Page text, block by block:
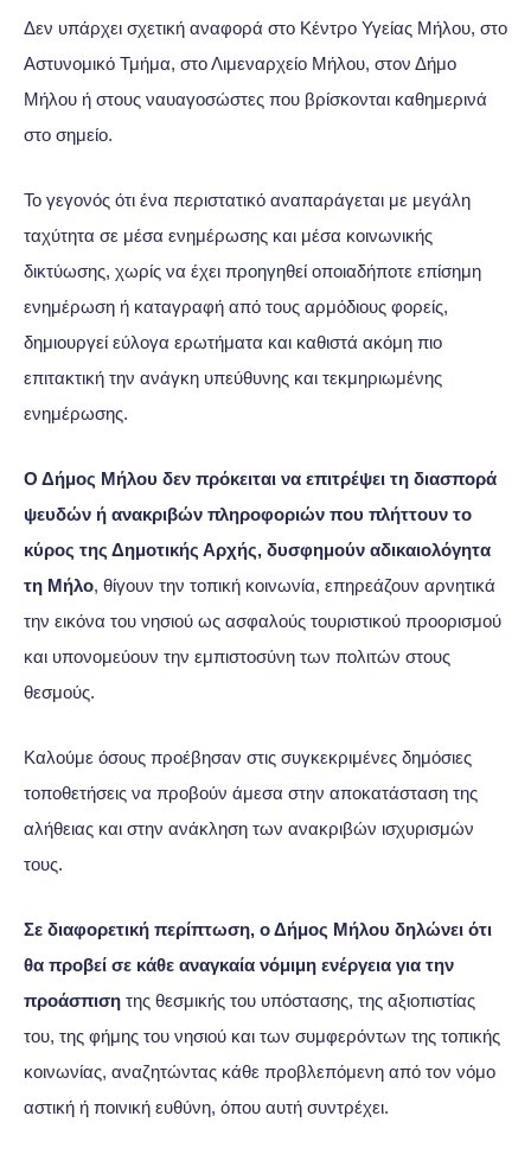
Δεν υπάρχει σχετική αναφορά στο Κέντρο Υγείας Μήλου, στο
Αστυνομικό Τμήμα, στο Λιμεναρχείο Μήλου, στον Δήμο
Μήλου ή στους ναυαγοσώστες που βρίσκονται καθημερινά
στο σημείο.
Το γεγονός ότι ένα περιστατικό αναπαράγεται με μεγάλη
ταχύτητα σε μέσα ενημέρωσης και μέσα κοινωνικής
δικτύωσης, χωρίς να έχει προηγηθεί οποιαδήποτε επίσημη
ενημέρωση ή καταγραφή από τους αρμόδιους φορείς,
δημιουργεί εύλογα ερωτήματα και καθιστά ακόμη πιο
επιτακτική την ανάγκη υπεύθυνης και τεκμηριωμένης
ενημέρωσης.
Ο Δήμος Μήλου δεν πρόκειται να επιτρέψει τη διασπορά
ψευδών ή ανακριβών πληροφοριών που πλήττουν το
κύρος της Δημοτικής Αρχής, δυσφημούν αδικαιολόγητα
τη Μήλο, θίγουν την τοπική κοινωνία, επηρεάζουν αρνητικά
την εικόνα του νησιού ως ασφαλούς τουριστικού προορισμού
και υπονομεύουν την εμπιστοσύνη των πολιτών στους
θεσμούς.
Καλούμε όσους προέβησαν στις συγκεκριμένες δημόσιες
τοποθετήσεις να προβούν άμεσα στην αποκατάσταση της
αλήθειας και στην ανάκληση των ανακριβών ισχυρισμών
τους.
Σε διαφορετική περίπτωση, ο Δήμος Μήλου δηλώνει ότι
θα προβεί σε κάθε αναγκαία νόμιμη ενέργεια για την
προάσπιση της θεσμικής του υπόστασης, της αξιοπιστίας
του, της φήμης του νησιού και των συμφερόντων της τοπικής
κοινωνίας, αναζητώντας κάθε προβλεπόμενη από τον νόμο
αστική ή ποινική ευθύνη, όπου αυτή συντρέχει.